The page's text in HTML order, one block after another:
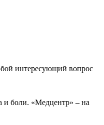
интересующий вопрос
и боли. «Медцентр» – на